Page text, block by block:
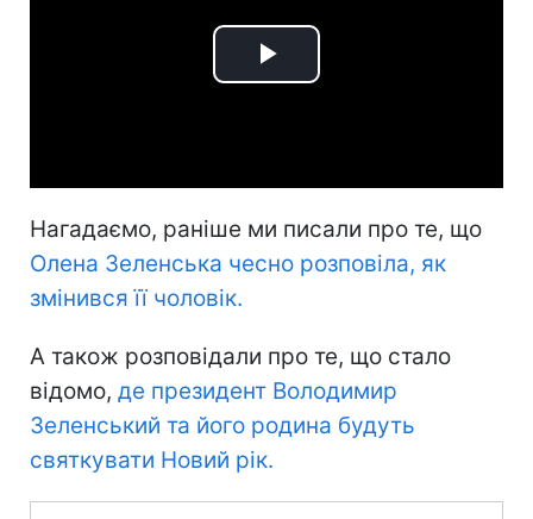
Play
Нагадаємо, раніше ми писали про те, що
Олена Зеленська чесно розповіла, як
змінився її чоловік.
А також розповідали про те, що стало
відомо, де президент Володимир
Зеленський та його родина будуть
святкувати Новий рік.